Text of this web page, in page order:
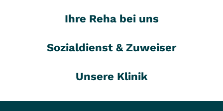
Ihre Reha bei uns
Sozialdienst & Zuweiser
Unsere Klinik